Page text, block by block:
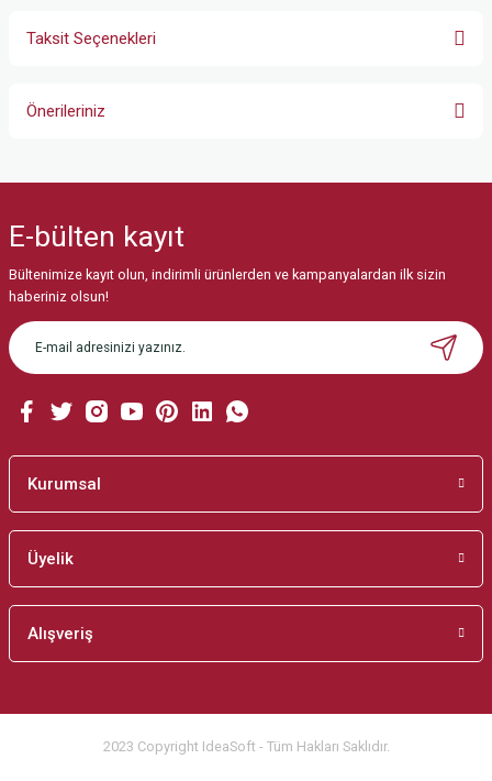
Taksit Seçenekleri
Önerileriniz
Görüş ve önerileriniz için teşekkür ederiz.
Ürün resmi kalitesiz, bozuk veya görüntülenemiyor.
Ürün açıklamasında eksik bilgiler bulunuyor.
Ürün bilgilerinde hatalar bulunuyor.
Bu ürüne benzer farklı alternatifler olmalı.
E-bülten kayıt
Bültenimize kayıt olun, indirimli ürünlerden ve kampanyalardan ilk sizin
haberiniz olsun!
Kurumsal
Üyelik
Alışveriş
2023 Copyright IdeaSoft - Tüm Hakları Saklıdır.